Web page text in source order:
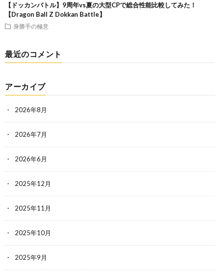
【ドッカンバトル】9周年vs夏の大型CPで総合性能比較してみた！
【Dragon Ball Z Dokkan Battle】
身勝手の極意
最近のコメント
アーカイブ
2026年8月
2026年7月
2026年6月
2025年12月
2025年11月
2025年10月
2025年9月